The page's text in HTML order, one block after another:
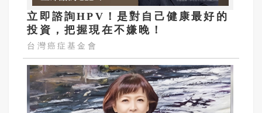
立即諮詢HPV！是對自己健康最好的
投資，把握現在不嫌晚！
台灣癌症基金會